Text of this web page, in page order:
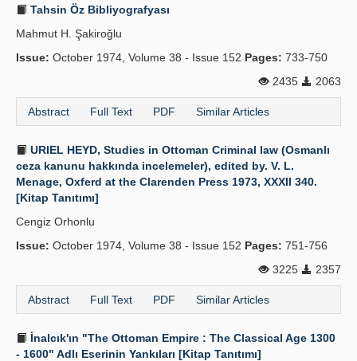
Tahsin Öz Bibliyografyası
Mahmut H. Şakiroğlu
Issue: October 1974, Volume 38 - Issue 152 Pages: 733-750
2435
2063
Abstract Full Text PDF Similar Articles
URIEL HEYD, Studies in Ottoman Criminal law (Osmanlı
ceza kanunu hakkında incelemeler), edited by. V. L.
Menage, Oxferd at the Clarenden Press 1973, XXXII 340.
[Kitap Tanıtımı]
Cengiz Orhonlu
Issue: October 1974, Volume 38 - Issue 152 Pages: 751-756
3225
2357
Abstract Full Text PDF Similar Articles
İnalcık'ın "The Ottoman Empire : The Classical Age 1300
- 1600" Adlı Eserinin Yankıları [Kitap Tanıtımı]